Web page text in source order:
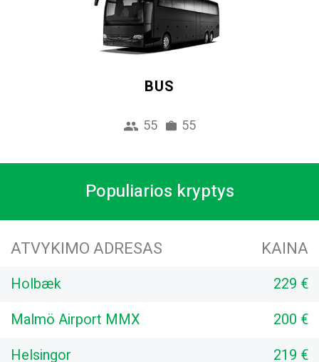
BUS
55 55
Populiarios kryptys
ATVYKIMO ADRESAS KAINA
Holbæk
229 €
Malmö Airport MMX
200 €
Helsingor
219 €